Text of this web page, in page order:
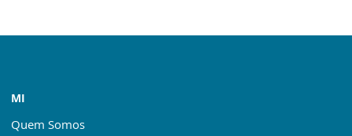
MI
Quem Somos